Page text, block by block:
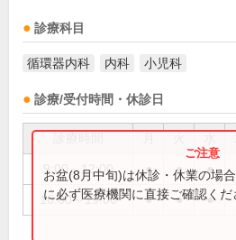
診療科目
循環器内科 内科 小児科
診療/受付時間・休診日
9:00～12:00 ● ● ●
16:00～19:00 ● ● ●
お盆(8月中旬)は休診・休業の場
に必ず医療機関に直接ご確認くだ